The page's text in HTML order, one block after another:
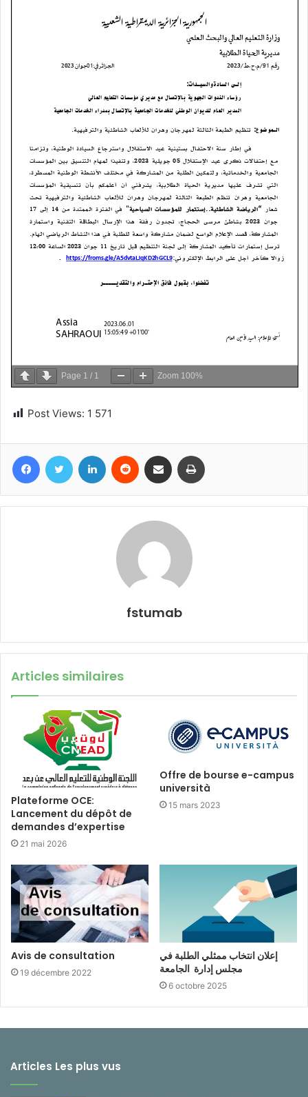
Page 1 / 1 Zoom 100%
Post Views: 1 571
FacebookTwitter Linkedin Reddit Partager par email
fstumab
Articles similaires
Plateforme OCE:
Lancement du dépôt de
demandes d’expertise
21 mai 2026
Offre de bourse e-campus
università
15 mars 2023
Avis de consultation
19 décembre 2022
إعلان انتخاب ممثلي الطلبة في
مجلس إدارة الجامعة
6 octobre 2025
Articles Les plus vus